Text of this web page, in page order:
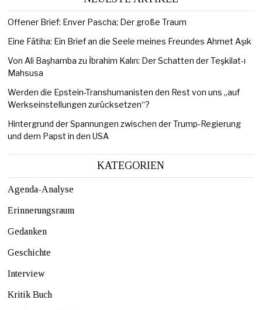
Offener Brief: Enver Pascha; Der große Traum
Eine Fātiha: Ein Brief an die Seele meines Freundes Ahmet Aşık
Von Ali Başhamba zu İbrahim Kalın: Der Schatten der Teşkilat-ı
Mahsusa
Werden die Epstein-Transhumanisten den Rest von uns „auf
Werkseinstellungen zurücksetzen“?
Hintergrund der Spannungen zwischen der Trump-Regierung
und dem Papst in den USA
KATEGORIEN
Agenda-Analyse
Erinnerungsraum
Gedanken
Geschichte
Interview
Kritik Buch